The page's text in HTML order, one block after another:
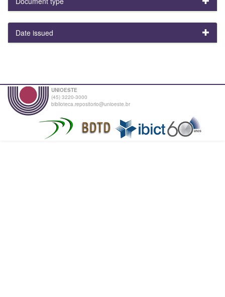
Date issued
UNIOESTE
(45) 3220-3000
biblioteca.repositorio@unioeste.br